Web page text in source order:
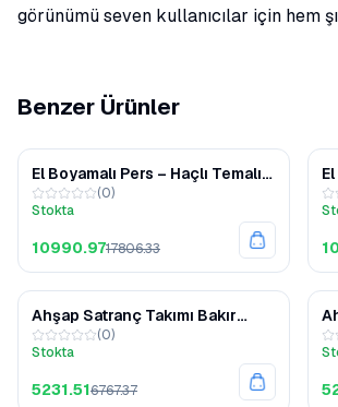
görünümü seven kullanıcılar için hem
Benzer Ürünler
%38
El Boyamalı Pers – Haçlı Temalı
Satranç Takımı – Polyester Taşlı
Ahşap Kapaklı Kutu
(0)
Stokta
10990.9717806.33
Ahşap Satranç Takımı Bakır
Gümüş Metal Taşlı MERKP36B
(0)
Stokta
5231.516767.37